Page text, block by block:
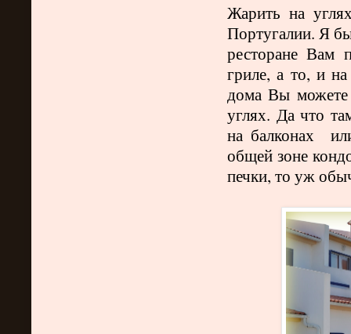
Жарить на
Португалии. Я
ресторане Вам
гриле, а то, и
дома Вы можете
углях. Да что
на балконах
общей зоне
печки, то уж